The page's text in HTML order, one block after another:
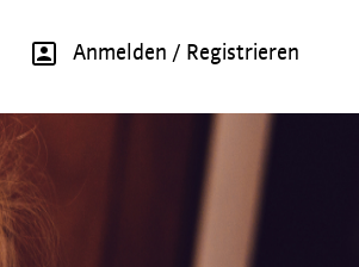
Anmelden / Registrieren